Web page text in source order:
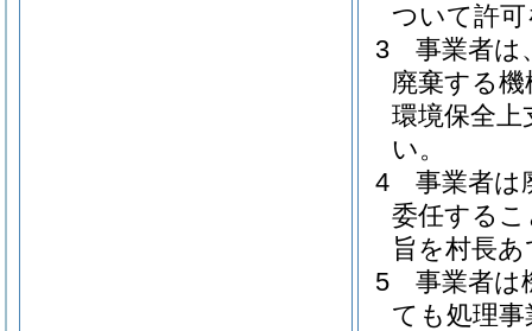
ついて許
3
事業者は
廃棄する
環境保全
い。
4
事業者は
委任する
旨を村長
5
事業者は
ても処理